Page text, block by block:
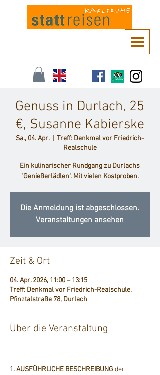
Genuss in Durlach, 25
€, Susanne Kabierske
Sa., 04. Apr.
  |
Treff: Denkmal vor Friedrich-
Realschule
Ein kulinarischer Rundgang zu Durlachs
"Genießerlädlen". Mit vielen Kostproben.
Die Anmeldung ist abgeschlossen.
Veranstaltungen ansehen
Zeit & Ort
04. Apr. 2026, 11:00 – 13:15
Treff: Denkmal vor Friedrich-Realschule,
Pfinztalstraße 78, Durlach
Über die Veranstaltung
1. AUSFÜHRLICHE BESCHREIBUNG der